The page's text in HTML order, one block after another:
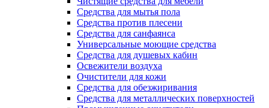
Средства для мытья пола
Средства против плесени
Средства для санфаянса
Универсальные моющие средства
Средства для душевых кабин
Освежители воздуха
Очистители для кожи
Средства для обезжиривания
Средства для металлических поверхностей